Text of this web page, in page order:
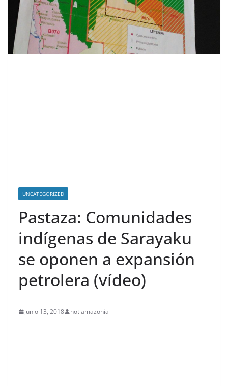
UNCATEGORIZED
Pastaza: Comunidades
indígenas de Sarayaku
se oponen a expansión
petrolera (vídeo)
junio 13, 2018 notiamazonia